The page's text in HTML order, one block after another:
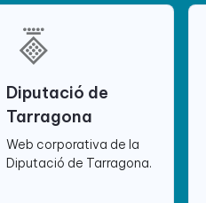
Diputació de
Tarragona
Web corporativa de la
Diputació de Tarragona.